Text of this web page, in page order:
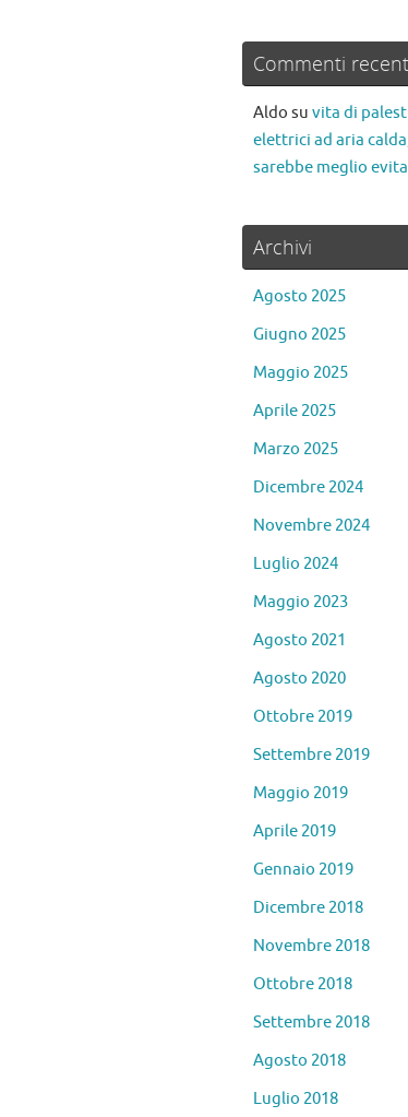
Commenti
Aldo su vita di
elettrici ad aria
sarebbe meglio
Archivi
Agosto 2025
Giugno 2025
Maggio 2025
Aprile 2025
Marzo 2025
Dicembre 2024
Novembre 2024
Luglio 2024
Maggio 2023
Agosto 2021
Agosto 2020
Ottobre 2019
Settembre 2019
Maggio 2019
Aprile 2019
Gennaio 2019
Dicembre 2018
Novembre 2018
Ottobre 2018
Settembre 2018
Agosto 2018
Luglio 2018